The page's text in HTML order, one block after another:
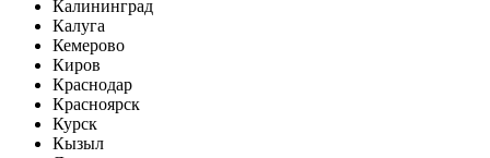
Калининград
Калуга
Кемерово
Киров
Краснодар
Красноярск
Курск
Кызыл